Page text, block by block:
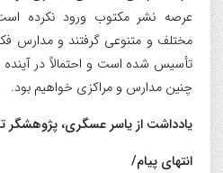
عرصه نشر مکتوب ورود نکرده
مختلف و متنوعی گرفتند و مدارس
تأسیس شده است و احتمالاً در آینده
چنین مدارس و مراکزی خواهیم بود.
یادداشت از یاسر عسگری، پژوهشگر
انتهای پیام/